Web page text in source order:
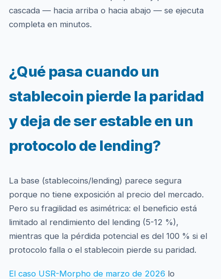
cascada — hacia arriba o hacia abajo — se ejecuta
completa en minutos.
¿Qué pasa cuando un
stablecoin pierde la paridad
y deja de ser estable en un
protocolo de lending?
La base (stablecoins/lending) parece segura
porque no tiene exposición al precio del mercado.
Pero su fragilidad es asimétrica: el beneficio está
limitado al rendimiento del lending (5-12 %),
mientras que la pérdida potencial es del 100 % si el
protocolo falla o el stablecoin pierde su paridad.
El caso USR-Morpho de marzo de 2026 lo